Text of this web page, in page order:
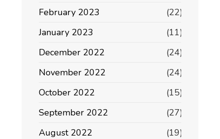
February 2023
(22)
January 2023
(11)
December 2022
(24)
November 2022
(24)
October 2022
(15)
September 2022
(27)
August 2022
(19)